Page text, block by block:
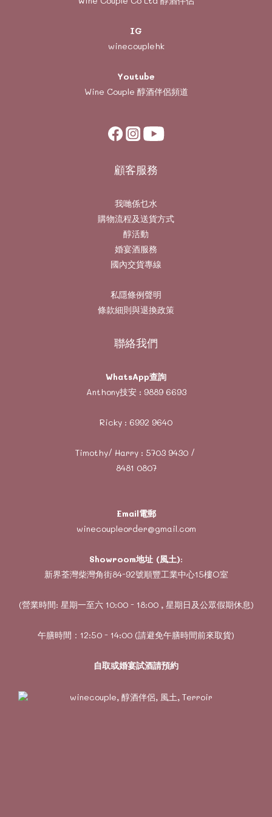
IG
winecouplehk
Youtube
Wine Couple 醇酒伴侶頻道
顧客服務
我哋係乜水
購物流程及送貨方式
醇活動
婚宴酒服務
國內交貨專線
私隱條例聲明
條款細則與退換政策
聯絡我們
WhatsApp查詢
Anthony技安 : 9889 6693
Ricky : 6992 9640
Timothy/ Harry : 5703 9430/
8481 0807
Email電郵
winecoupleorder@gmail.com
Showroom地址 (風土):
新界荃灣柴灣角街84-92號順豐工業中心15樓O室
(營業時間: 星期一至六 10:00 - 18:00 , 星期日及公眾假期休息)
午膳時間：12:50 - 14:00 (請避免午膳時間前來取貨)
自取或婚宴試酒請預約